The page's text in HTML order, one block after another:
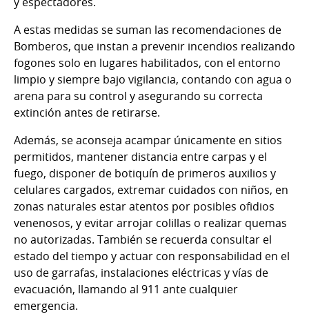
A estas medidas se suman las recomendaciones de
Bomberos, que instan a prevenir incendios realizando
fogones solo en lugares habilitados, con el entorno
limpio y siempre bajo vigilancia, contando con agua o
arena para su control y asegurando su correcta
extinción antes de retirarse.
Además, se aconseja acampar únicamente en sitios
permitidos, mantener distancia entre carpas y el
fuego, disponer de botiquín de primeros auxilios y
celulares cargados, extremar cuidados con niños, en
zonas naturales estar atentos por posibles ofidios
venenosos, y evitar arrojar colillas o realizar quemas
no autorizadas. También se recuerda consultar el
estado del tiempo y actuar con responsabilidad en el
uso de garrafas, instalaciones eléctricas y vías de
evacuación, llamando al 911 ante cualquier
emergencia.